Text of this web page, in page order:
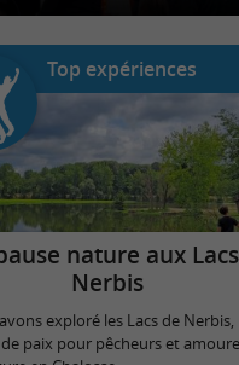
Top expériences
nature aux
Nerbis
exploré les Lacs de Nerbis,
paix pour pêcheurs et